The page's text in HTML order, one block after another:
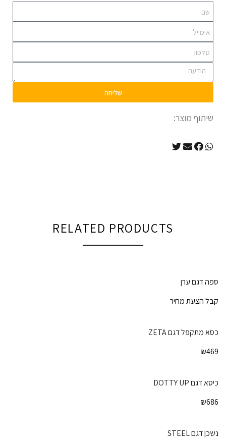
שליחה
שיתוף מוצר:
RELATED PRODUCTS
ספה דגם ערן
קבל הצעת מחיר
כסא מתקפל דגם ZETA
₪469
כיסא דגם DOTTY UP
₪686
נשכן דגם STEEL